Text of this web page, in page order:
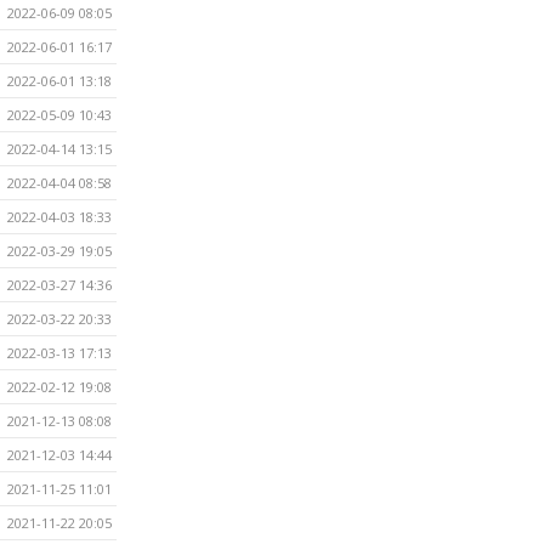
2022-06-09 08:05
2022-06-01 16:17
2022-06-01 13:18
2022-05-09 10:43
2022-04-14 13:15
2022-04-04 08:58
2022-04-03 18:33
2022-03-29 19:05
2022-03-27 14:36
2022-03-22 20:33
2022-03-13 17:13
2022-02-12 19:08
2021-12-13 08:08
2021-12-03 14:44
2021-11-25 11:01
2021-11-22 20:05